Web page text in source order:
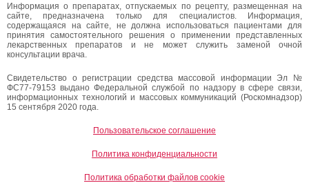
Информация о препаратах, отпускаемых по рецепту, размещенная на
сайте, предназначена только для специалистов. Информация,
содержащаяся на сайте, не должна использоваться пациентами для
принятия самостоятельного решения о применении представленных
лекарственных препаратов и не может служить заменой очной
консультации врача.
Свидетельство о регистрации средства массовой информации Эл №
ФС77-79153 выдано Федеральной службой по надзору в сфере связи,
информационных технологий и массовых коммуникаций (Роскомнадзор)
15 сентября 2020 года.
Пользовательское соглашение
Политика конфиденциальности
Политика обработки файлов cookie